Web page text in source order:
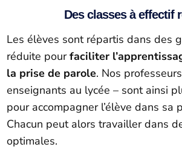
Des classes à effectif
​Les élèves sont répartis dans des
réduite pourfaciliter
la prise de parole. Nos
enseignants au lycée – sont ainsi
pour accompagner l’élève dans sa
Chacun peut alors travailler dans
optimales.